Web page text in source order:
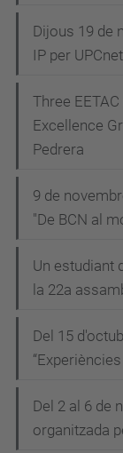
Dijous 19 de
IP per UPCnet
Three
Excellence
Pedrera
9 de
"De BCN al
Un estudiant
la 22a
Del 15
Del 2 al 6 de
organitzada